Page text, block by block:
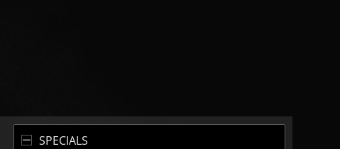
SPECIALS